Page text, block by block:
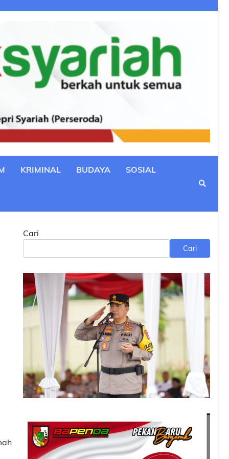
KRIMINAL BUDAYA SOSIAL
Cari
Cari